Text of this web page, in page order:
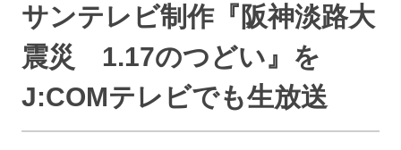
サンテレビ制作『阪神淡路大
震災 1.17のつどい』を
J:COMテレビでも生放送